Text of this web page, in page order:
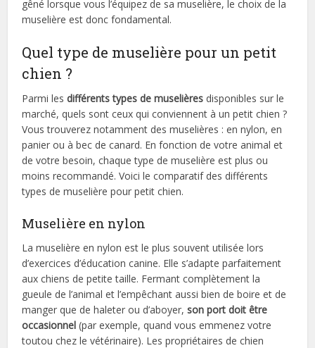
gêné lorsque vous l’équipez de sa muselière, le choix de la
muselière est donc fondamental.
Quel type de muselière pour un petit
chien ?
Parmi lesdifférents types de muselières disponibles sur le
marché, quels sont ceux qui conviennent à un petit chien ?
Vous trouverez notamment des muselières : en nylon, en
panier ou à bec de canard. En fonction de votre animal et
de votre besoin, chaque type de muselière est plus ou
moins recommandé. Voici le comparatif des différents
types de muselière pour petit chien.
Muselière en nylon
La muselière en nylon est le plus souvent utilisée lors
d’exercices d’éducation canine. Elle s’adapte parfaitement
aux chiens de petite taille. Fermant complètement la
gueule de l’animal et l’empêchant aussi bien de boire et de
manger que de haleter ou d’aboyer,son port doit être
occasionnel (par exemple, quand vous emmenez votre
toutou chez le vétérinaire). Les propriétaires de chien